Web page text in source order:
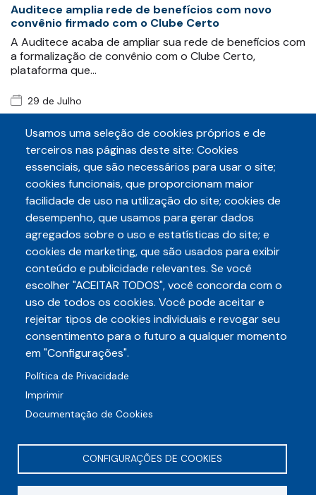
Auditece amplia rede de benefícios com novo
convênio firmado com o Clube Certo
A Auditece acaba de ampliar sua rede de benefícios com
a formalização de convênio com o Clube Certo,
plataforma que…
29 de Julho
Auditece e Sintaf protocolam requerimento para
obter informações sobre exonerações após
movimento grevista
As entidades fazendárias Auditece e Sintaf
protocolaram, conjuntamente, nesta quarta-feira
(29/07), requerimento de…
Telefone
(85)3248-5657
E-mail
auditece@auditece.org.br
Usamos uma seleção de cookies próprios e de
terceiros nas páginas deste site: Cookies
essenciais, que são necessários para usar o site;
cookies funcionais, que proporcionam maior
facilidade de uso na utilização do site; cookies de
desempenho, que usamos para gerar dados
agregados sobre o uso e estatísticas do site; e
cookies de marketing, que são usados para exibir
conteúdo e publicidade relevantes. Se você
escolher "ACEITAR TODOS", você concorda com o
uso de todos os cookies. Você pode aceitar e
rejeitar tipos de cookies individuais e revogar seu
consentimento para o futuro a qualquer momento
em "Configurações".
Política de Privacidade
Imprimir
Documentação de Cookies
CONFIGURAÇÕES DE COOKIES